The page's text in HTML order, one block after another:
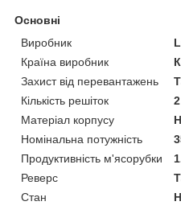
Основні
Виробник
Країна виробник
Захист від перевантажень
Кількість решіток
2
Матеріал корпусу
Номінальна потужність
Продуктивність м'ясорубки
Реверс
Стан